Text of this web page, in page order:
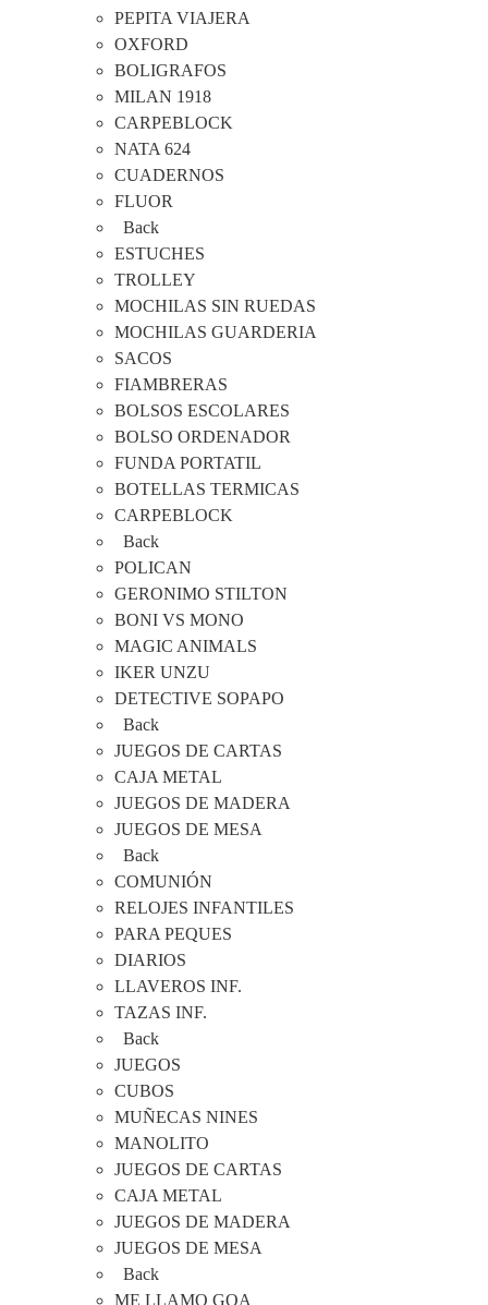
PEPITA VIAJERA
OXFORD
BOLIGRAFOS
MILAN 1918
CARPEBLOCK
NATA 624
CUADERNOS
FLUOR
Back
ESTUCHES
TROLLEY
MOCHILAS SIN RUEDAS
MOCHILAS GUARDERIA
SACOS
FIAMBRERAS
BOLSOS ESCOLARES
BOLSO ORDENADOR
FUNDA PORTATIL
BOTELLAS TERMICAS
CARPEBLOCK
Back
POLICAN
GERONIMO STILTON
BONI VS MONO
MAGIC ANIMALS
IKER UNZU
DETECTIVE SOPAPO
Back
JUEGOS DE CARTAS
CAJA METAL
JUEGOS DE MADERA
JUEGOS DE MESA
Back
COMUNIÓN
RELOJES INFANTILES
PARA PEQUES
DIARIOS
LLAVEROS INF.
TAZAS INF.
Back
JUEGOS
CUBOS
MUÑECAS NINES
MANOLITO
JUEGOS DE CARTAS
CAJA METAL
JUEGOS DE MADERA
JUEGOS DE MESA
Back
ME LLAMO GOA